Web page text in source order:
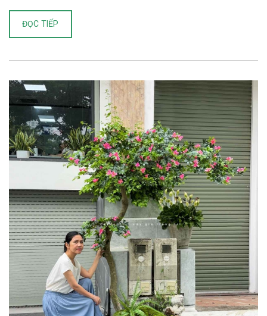
ĐỌC TIẾP